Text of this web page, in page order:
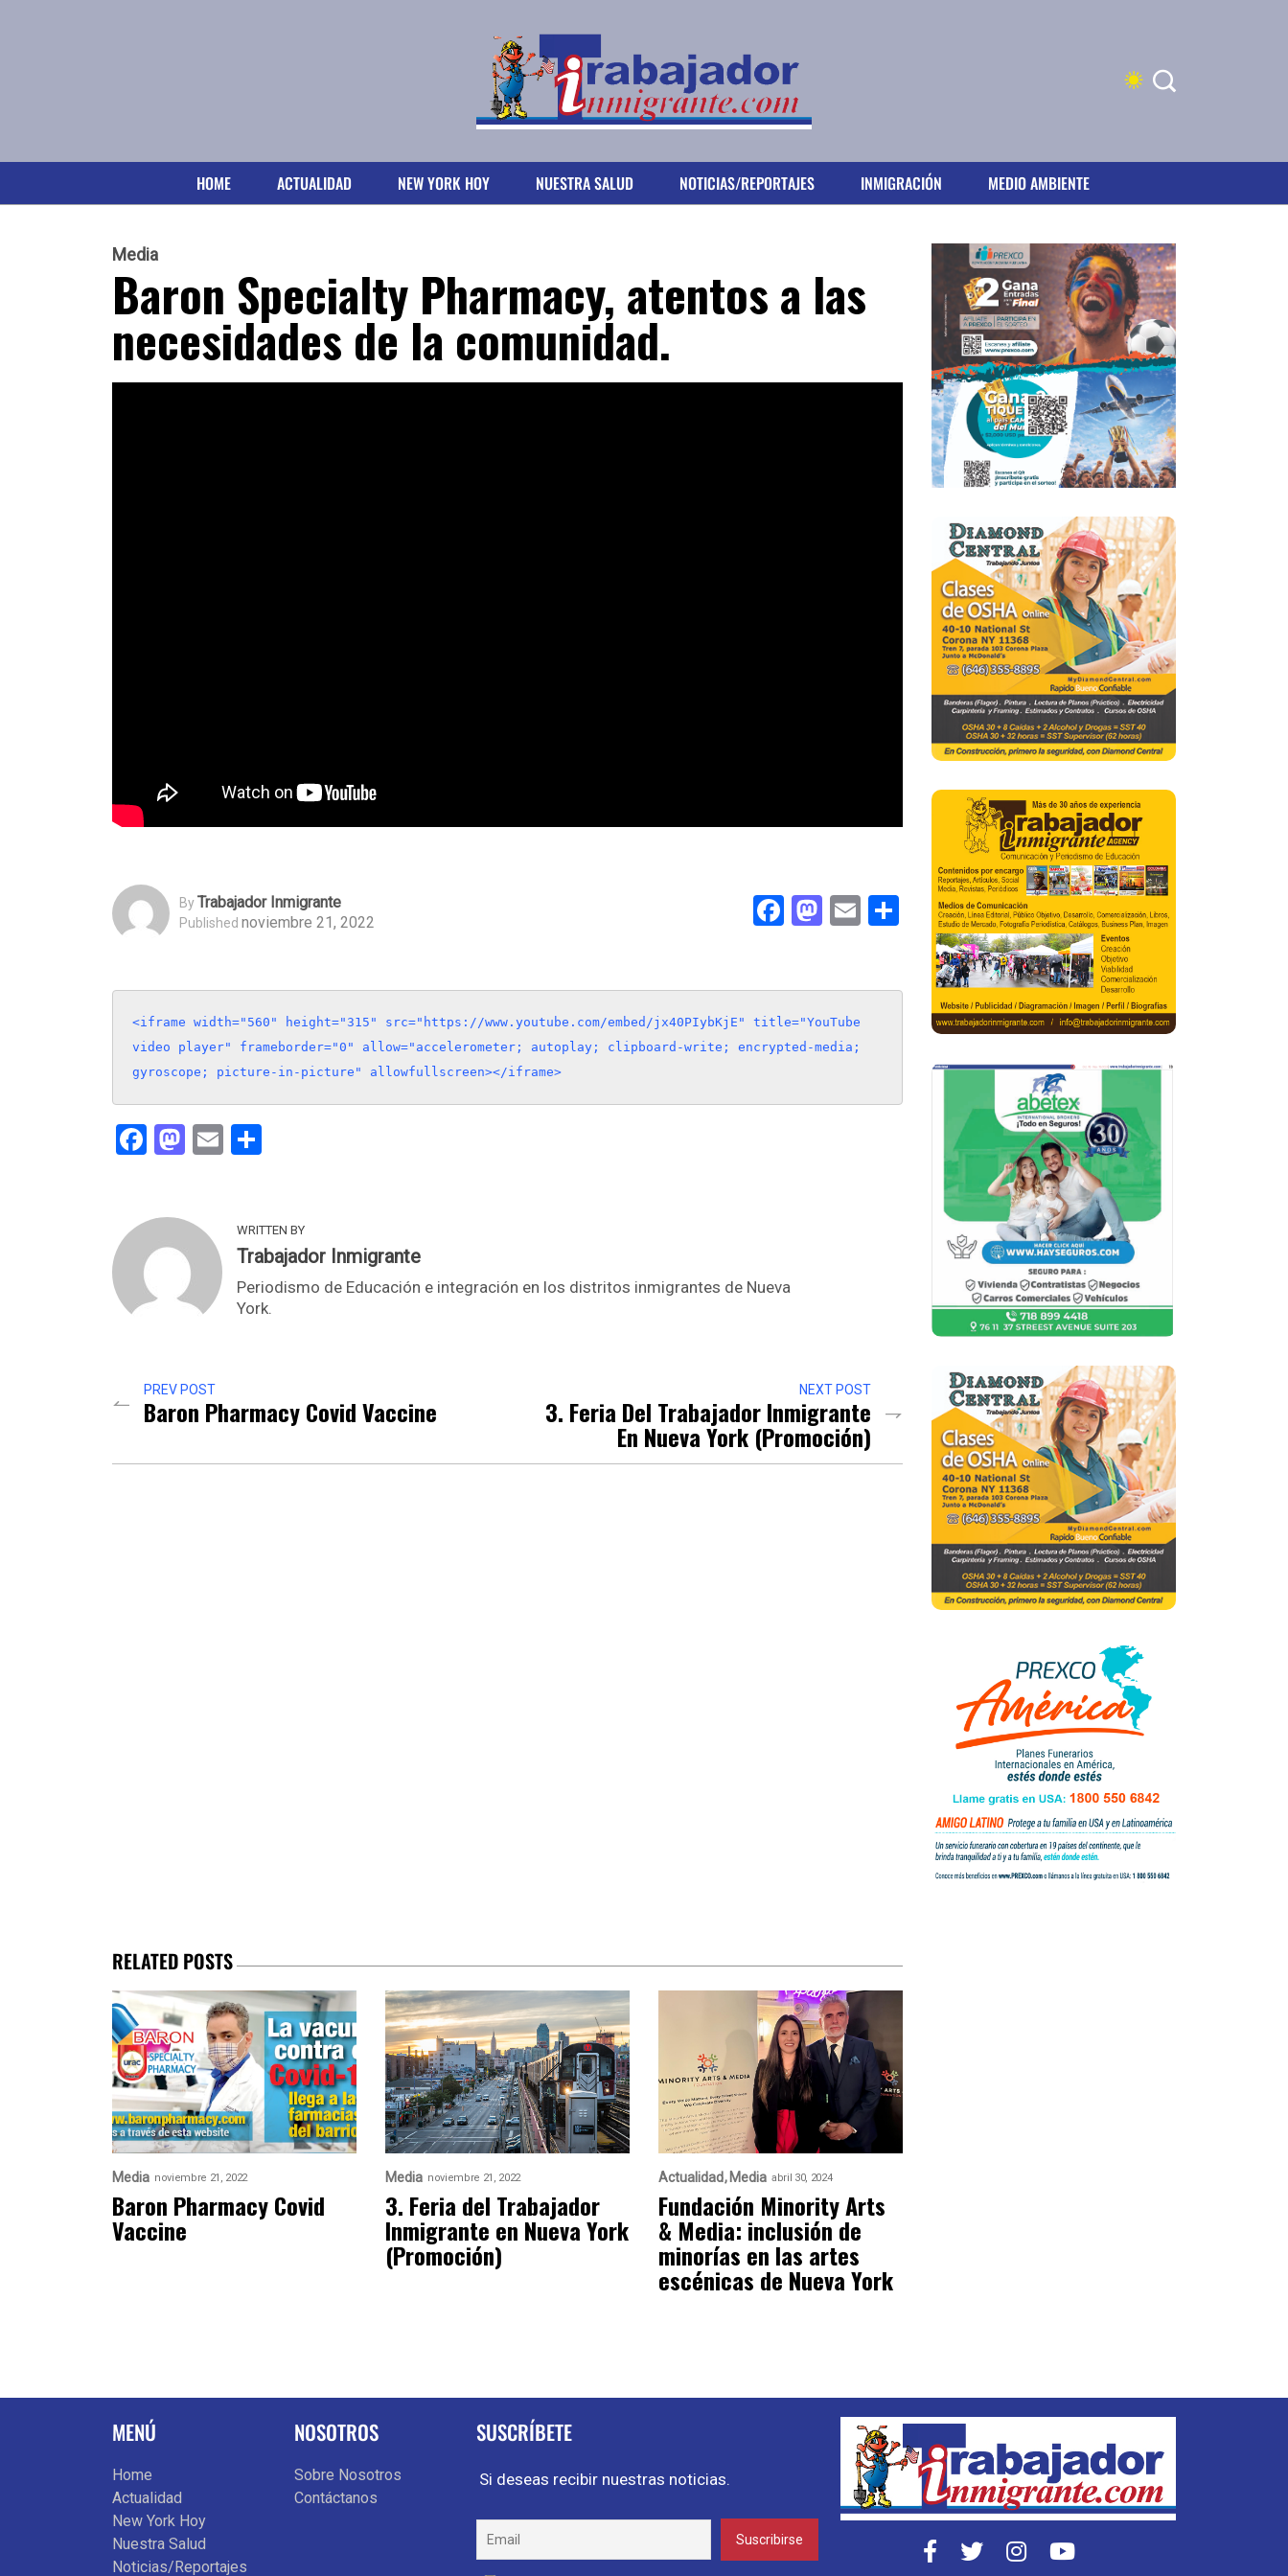
HOME ACTUALIDAD NEW YORK HOY NUESTRA SALUD NOTICIAS/REPORTAJES INMIGRACIÓN MEDIO AMBIENTE
Media
Baron Specialty Pharmacy, atentos a las
necesidades de la comunidad.
ByTrabajador Inmigrante
Published noviembre 21, 2022 Facebook
Mastodon
EmailCompartir
<iframe width="560" height="315" src="https://www.youtube.com/embed/jx40PIybKjE" title="YouTube
video player" frameborder="0" allow="accelerometer; autoplay; clipboard-write; encrypted-media;
gyroscope; picture-in-picture" allowfullscreen></iframe>
Facebook
Mastodon
Email
WRITTEN BY
Trabajador Inmigrante
Periodismo de Educación e integración en los distritos inmigrantes de Nueva
York.
PREV POST
Baron Pharmacy Covid Vaccine
NEXT POST
3. Feria Del Trabajador Inmigrante
En Nueva York (Promoción)
RELATED POSTS
Media noviembre 21, 2022
Baron Pharmacy Covid
Vaccine
Media noviembre 21, 2022
3. Feria del Trabajador
Inmigrante en Nueva York
(Promoción)
Actualidad Media abril 30, 2024
Fundación Minority Arts
& Media: inclusión de
minorías en las artes
escénicas de Nueva York
MENÚ
Home
Actualidad
New York Hoy
Nuestra Salud
Noticias/Reportajes
NOSOTROS
Sobre Nosotros
Contáctanos
SUSCRÍBETE
Si deseas recibir nuestras noticias.